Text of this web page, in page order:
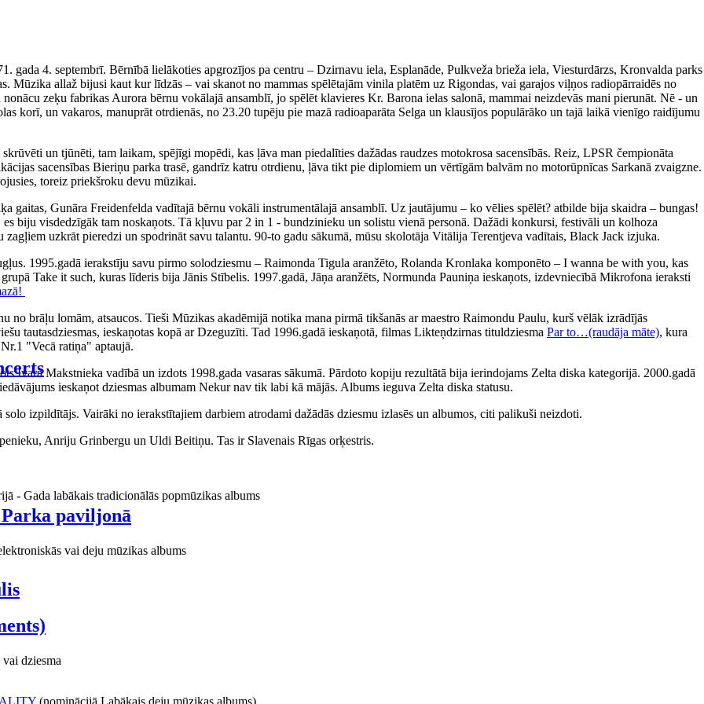
paviljonā
gada 4. septembrī. Bērnībā lielākoties apgrozījos pa centru – Dzirnavu iela, Esplanāde, Pulkveža brieža iela, Viesturdārzs, Kronvalda parks
Mūzika allaž bijusi kaut kur līdzās – vai skanot no mammas spēlētajām vinila platēm uz Rigondas, vai garajos viļņos radiopārraidēs no
zeķu fabrikas Aurora bērnu vokālajā ansamblī, jo spēlēt klavieres Kr. Barona ielas salonā, mammai neizdevās mani pierunāt. Nē - un
korī, un vakaros, manuprāt otrdienās, no 23.20 tupēju pie mazā radioaparāta Selga un klausījos populārāko un tajā laikā vienīgo raidījumu
un tjūnēti, tam laikam, spējīgi mopēdi, kas ļāva man piedalīties dažādas raudzes motokrosa sacensībās. Reiz, LPSR čempionāta
sacensības Bieriņu parka trasē, gandrīz katru otrdienu, ļāva tikt pie diplomiem un vērtīgām balvām no motorūpnīcas Sarkanā zvaigzne.
toreiz priekšroku devu mūzikai.
gaitas, Gunāra Freidenfelda vadītajā bērnu vokāli instrumentālajā ansamblī. Uz jautājumu – ko vēlies spēlēt? atbilde bija skaidra – bungas!
biju visdedzīgāk tam noskaņots. Tā kļuvu par 2 in 1 - bundzinieku un solistu vienā personā. Dažādi konkursi, festivāli un kolhoza
uzkrāt pieredzi un spodrināt savu talantu. 90-to gadu sākumā, mūsu skolotāja Vitālija Terentjeva vadītais, Black Jack izjuka.
1995.gadā ierakstīju savu pirmo solodziesmu – Raimonda Tigula aranžēto, Rolanda Kronlaka komponēto – I wanna be with you, kas
Take it such, kuras līderis bija Jānis Stībelis. 1997.gadā, Jāņa aranžēts, Normunda Pauniņa ieskaņots, izdevniecībā Mikrofona ieraksti
brāļu lomām, atsaucos. Tieši Mūzikas akadēmijā notika mana pirmā tikšanās ar maestro Raimondu Paulu, kurš vēlāk izrādījās
tautasdziesmas, ieskaņotas kopā ar Dzeguzīti. Tad 1996.gadā ieskaņotā, filmas Likteņdzirnas tituldziesma Par to…(raudāja māte), kura
"Vecā ratiņa" aptaujā.
Ivara Makstnieka vadībā un izdots 1998.gada vasaras sākumā. Pārdoto kopiju rezultātā bija ierindojams Zelta diska kategorijā. 2000.gadā
ieskaņot dziesmas albumam Nekur nav tik labi kā mājās. Albums ieguva Zelta diska statusu.
izpildītājs. Vairāki no ierakstītajiem darbiem atrodami dažādās dziesmu izlasēs un albumos, citi palikuši neizdoti.
Anriju Grinbergu un Uldi Beitiņu. Tas ir Slavenais Rīgas orķestris.
- Gada labākais tradicionālās popmūzikas albums
vai deju mūzikas albums
dziesma
(nominācijā Labākais deju mūzikas albums)